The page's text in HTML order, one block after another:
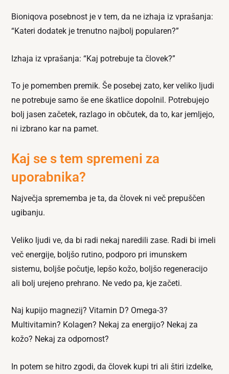
Bioniqova posebnost je v tem, da ne izhaja iz vprašanja:
“Kateri dodatek je trenutno najbolj popularen?”
Izhaja iz vprašanja: “Kaj potrebuje ta človek?”
To je pomemben premik. Še posebej zato, ker veliko ljudi
ne potrebuje samo še ene škatlice dopolnil. Potrebujejo
bolj jasen začetek, razlago in občutek, da to, kar jemljejo,
ni izbrano kar na pamet.
Kaj se s tem spremeni za
uporabnika?
Največja sprememba je ta, da človek ni več prepuščen
ugibanju.
Veliko ljudi ve, da bi radi nekaj naredili zase. Radi bi imeli
več energije, boljšo rutino, podporo pri imunskem
sistemu, boljše počutje, lepšo kožo, boljšo regeneracijo
ali bolj urejeno prehrano. Ne vedo pa, kje začeti.
Naj kupijo magnezij? Vitamin D? Omega-3?
Multivitamin? Kolagen? Nekaj za energijo? Nekaj za
kožo? Nekaj za odpornost?
In potem se hitro zgodi, da človek kupi tri ali štiri izdelke,